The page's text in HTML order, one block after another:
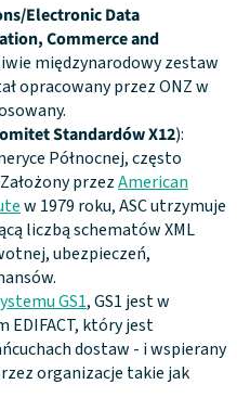
Electronic Data
Commerce and
międzynarodowy zestaw
opracowany przez ONZ w
Standardów X12):
Północnej, często
przezAmerican
w 1979 roku, ASC utrzymuje
liczbą schematów XML
ubezpieczeń,
GS1, GS1 jest w
EDIFACT, który jest
dostaw - i wspierany
organizacje takie jak